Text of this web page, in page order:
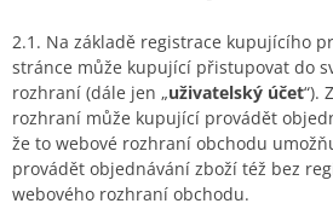
2.1. Na základě registrace kupujícího
stránce může kupující přistupovat do
rozhraní (dále jen „uživatelský účet“).
rozhraní může kupující provádět
že to webové rozhraní obchodu
provádět objednávání zboží též bez
webového rozhraní obchodu.